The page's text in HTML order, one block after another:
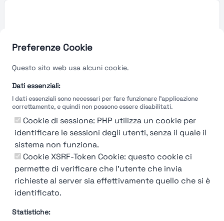
Preferenze Cookie
Questo sito web usa alcuni cookie.
Dati essenziali:
I dati essenziali sono necessari per fare funzionare l'applicazione
correttamente, e quindi non possono essere disabilitati.
Cookie di sessione: PHP utilizza un cookie per
identificare le sessioni degli utenti, senza il quale il
sistema non funziona.
Cookie XSRF-Token Cookie: questo cookie ci
permette di verificare che l'utente che invia
richieste al server sia effettivamente quello che si è
identificato.
Statistiche:
You're Not logged in
LoginorIscrivitiper vedere